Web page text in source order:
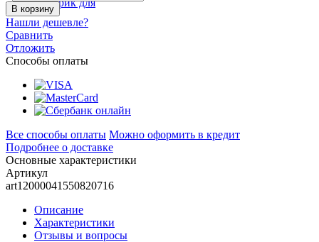
В корзину
Нашли дешевле?
Сравнить
Отложить
Способы оплаты
Все способы оплаты Можно оформить в кредит
Подробнее о доставке
Основные характеристики
Артикул
art12000041550820716
Описание
Характеристики
Отзывы и вопросы